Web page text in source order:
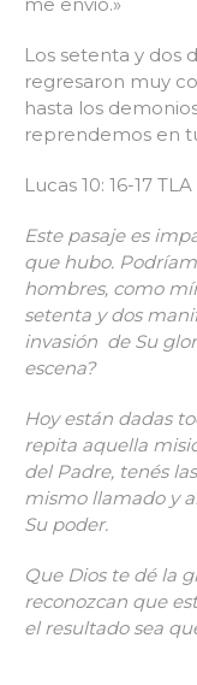
Los setenta y dos
regresaron muy
hasta los
reprendemos en
Lucas 10: 16-17 TLA
Este pasaje es
que hubo.
hombres, como
setenta y dos
invasión de Su
escena?
Hoy están dadas
repita aquella
del Padre, tenés
mismo llamado y
Su poder.
Que Dios te dé la
reconozcan que
el resultado sea